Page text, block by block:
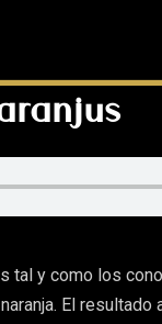
y como los
El resultado